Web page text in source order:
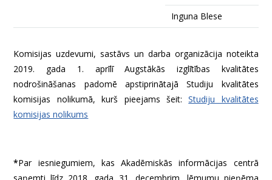
Inguna Blese
Komisijas uzdevumi, sastāvs un darba organizācija noteikta
2019. gada 1. aprīlī Augstākās izglītības kvalitātes
nodrošināšanas padomē apstiprinātajā Studiju kvalitātes
komisijas nolikumā, kurš pieejams šeit:Studiju kvalitātes
komisijas nolikums
*Par iesniegumiem, kas Akadēmiskās informācijas centrā